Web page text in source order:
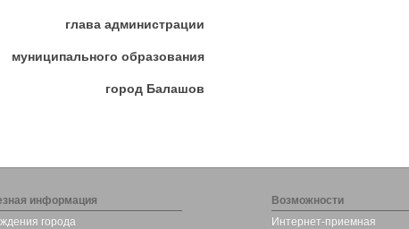
глава администрации
муниципального образования
город Балашов
информация
города
Возможности
Интернет-приемная